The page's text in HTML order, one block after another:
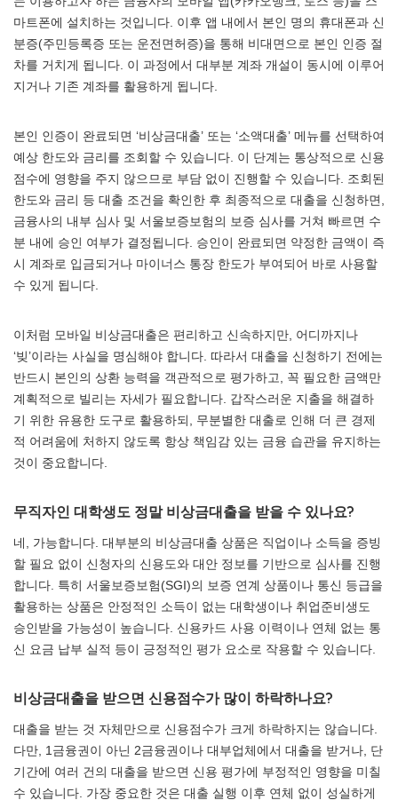
마트폰에 설치하는 것입니다. 이후 앱 내에서 본인 명의 휴대폰과 신
분증(주민등록증 또는 운전면허증)을 통해 비대면으로 본인 인증 절
차를 거치게 됩니다. 이 과정에서 대부분 계좌 개설이 동시에 이루어
지거나 기존 계좌를 활용하게 됩니다.
본인 인증이 완료되면 ‘비상금대출’ 또는 ‘소액대출’ 메뉴를 선택하여
예상 한도와 금리를 조회할 수 있습니다. 이 단계는 통상적으로 신용
점수에 영향을 주지 않으므로 부담 없이 진행할 수 있습니다. 조회된
한도와 금리 등 대출 조건을 확인한 후 최종적으로 대출을 신청하면,
금융사의 내부 심사 및 서울보증보험의 보증 심사를 거쳐 빠르면 수
분 내에 승인 여부가 결정됩니다. 승인이 완료되면 약정한 금액이 즉
시 계좌로 입금되거나 마이너스 통장 한도가 부여되어 바로 사용할
수 있게 됩니다.
이처럼 모바일 비상금대출은 편리하고 신속하지만, 어디까지나
‘빚’이라는 사실을 명심해야 합니다. 따라서 대출을 신청하기 전에는
반드시 본인의 상환 능력을 객관적으로 평가하고, 꼭 필요한 금액만
계획적으로 빌리는 자세가 필요합니다. 갑작스러운 지출을 해결하
기 위한 유용한 도구로 활용하되, 무분별한 대출로 인해 더 큰 경제
적 어려움에 처하지 않도록 항상 책임감 있는 금융 습관을 유지하는
것이 중요합니다.
무직자인 대학생도 정말 비상금대출을 받을 수 있나요?
네, 가능합니다. 대부분의 비상금대출 상품은 직업이나 소득을 증빙
할 필요 없이 신청자의 신용도와 대안 정보를 기반으로 심사를 진행
합니다. 특히 서울보증보험(SGI)의 보증 연계 상품이나 통신 등급을
활용하는 상품은 안정적인 소득이 없는 대학생이나 취업준비생도
승인받을 가능성이 높습니다. 신용카드 사용 이력이나 연체 없는 통
신 요금 납부 실적 등이 긍정적인 평가 요소로 작용할 수 있습니다.
비상금대출을 받으면 신용점수가 많이 하락하나요?
대출을 받는 것 자체만으로 신용점수가 크게 하락하지는 않습니다.
다만, 1금융권이 아닌 2금융권이나 대부업체에서 대출을 받거나, 단
기간에 여러 건의 대출을 받으면 신용 평가에 부정적인 영향을 미칠
수 있습니다. 가장 중요한 것은 대출 실행 이후 연체 없이 성실하게